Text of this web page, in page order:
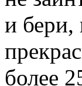
и бери,
более